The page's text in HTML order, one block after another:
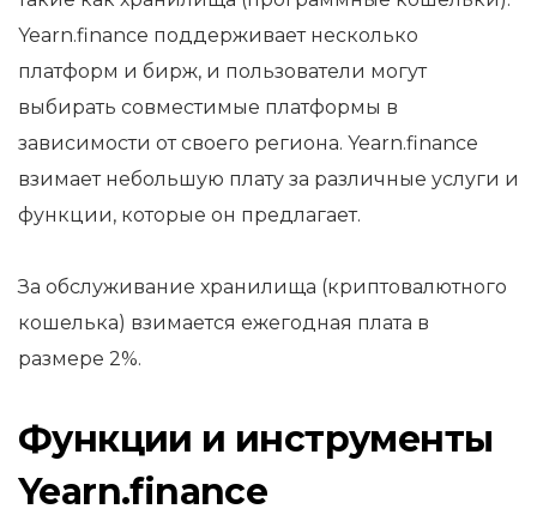
Yearn.finance поддерживает несколько
платформ и бирж, и пользователи могут
выбирать совместимые платформы в
зависимости от своего региона. Yearn.finance
взимает небольшую плату за различные услуги и
функции, которые он предлагает.
За обслуживание хранилища (криптовалютного
кошелька) взимается ежегодная плата в
размере 2%.
Функции и инструменты
Yearn.finance